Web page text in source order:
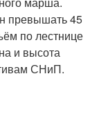
превышать 45
по лестнице
и высота
СНиП.